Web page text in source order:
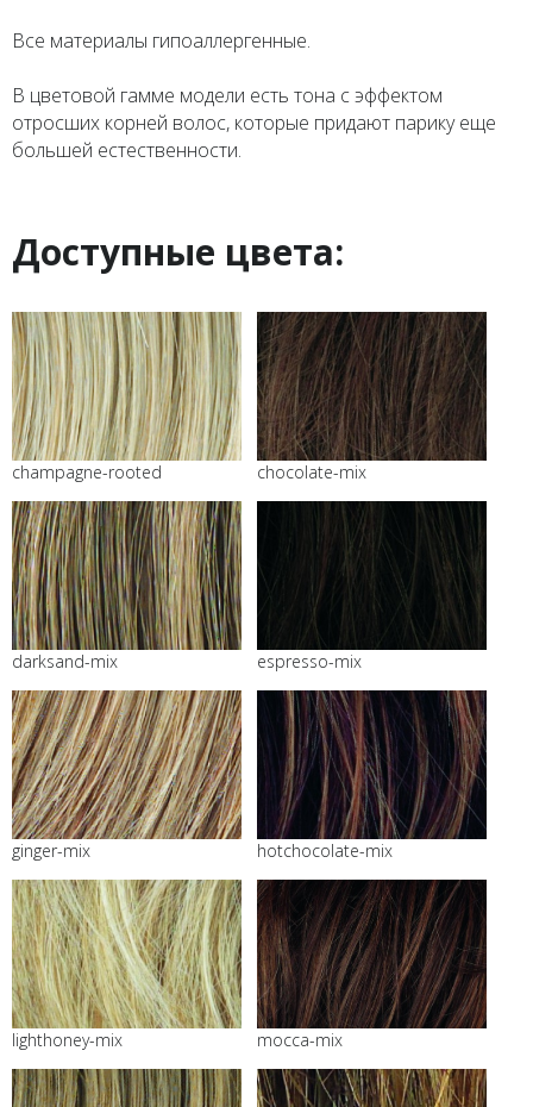
Все материалы гипоаллергенные.
В цветовой гамме модели есть тона с эффектом
отросших корней волос, которые придают парику еще
большей естественности.
Доступные цвета:
champagne-rooted chocolate-mix
darksand-mix espresso-mix
ginger-mix hotchocolate-mix
lighthoney-mix mocca-mix